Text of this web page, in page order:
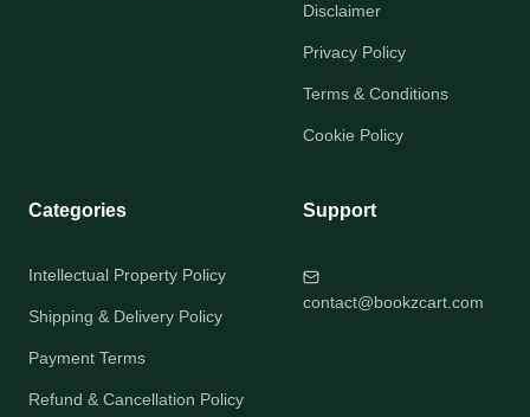
Disclaimer
Privacy Policy
Terms & Conditions
Cookie Policy
Categories
Intellectual Property Policy
Shipping & Delivery Policy
Payment Terms
Refund & Cancellation Policy
Support
contact@bookzcart.com